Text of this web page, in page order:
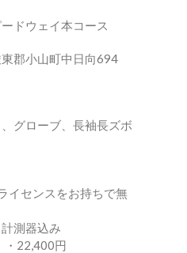
ドウェイ本コース
東郡小山町中日向694
、グローブ、長袖長ズボ
イセンスをお持ちで無
測器込み
・22,400円